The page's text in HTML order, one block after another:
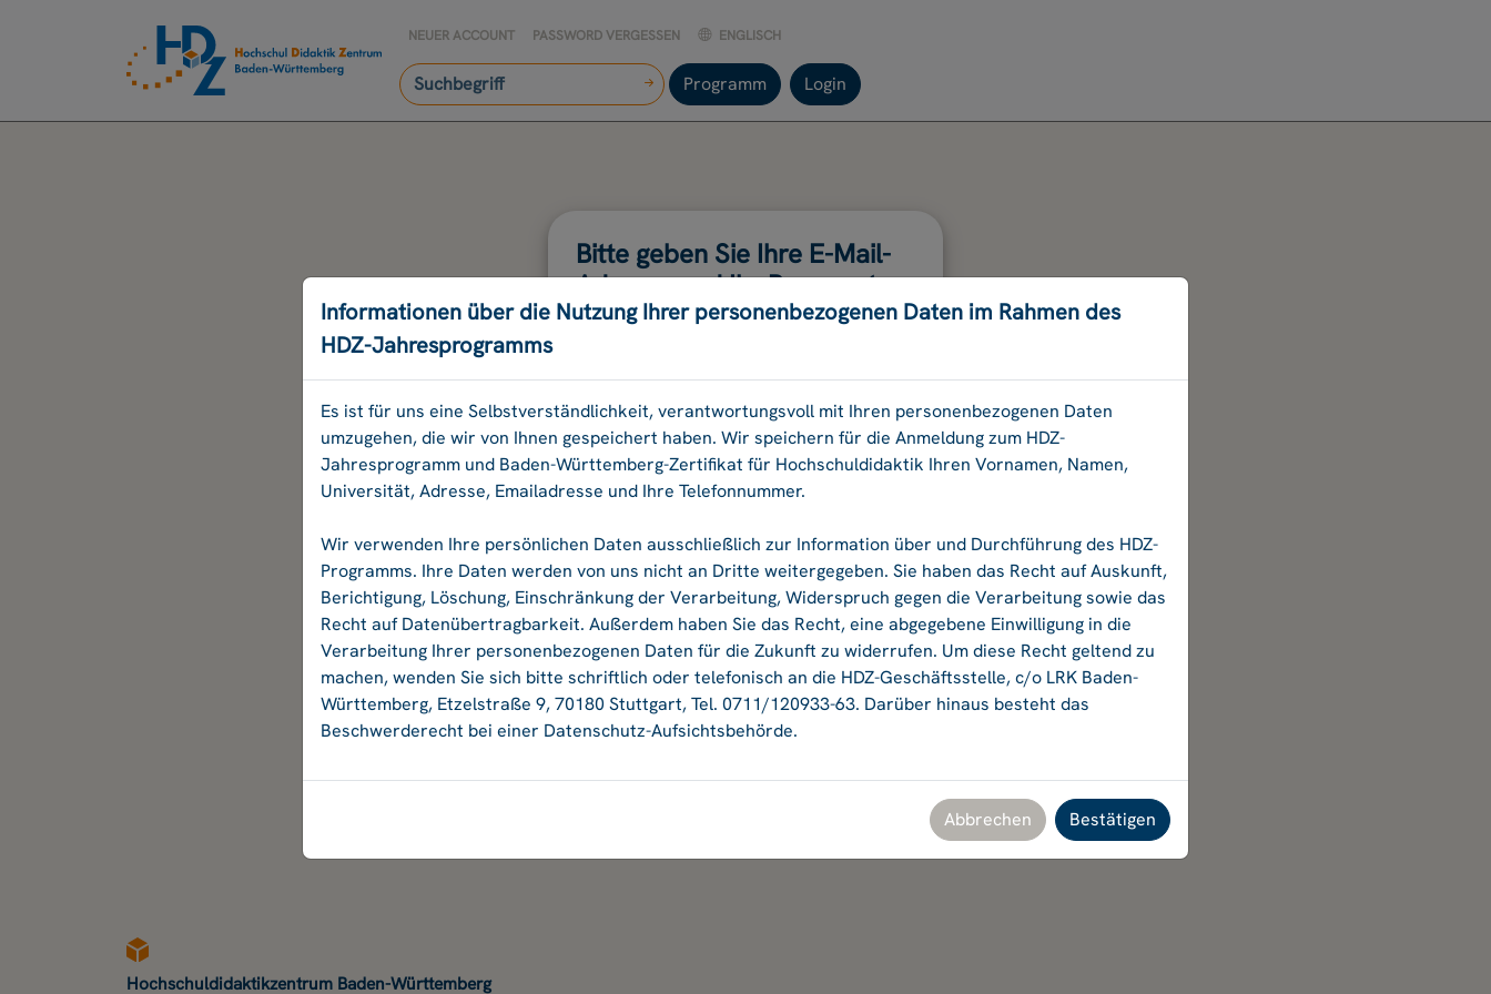
NEUER ACCOUNT PASSWORD VERGESSEN ENGLISCH
Programm Login
Bitte geben Sie Ihre E-Mail-
Adresse und Ihr Passwort
an.
Passwort:
Ok
Hochschuldidaktikzentrum Baden-Württemberg
Informationen über die Nutzung Ihrer personenbezogenen Daten im Rahmen des
HDZ-Jahresprogramms
Es ist für uns eine Selbstverständlichkeit, verantwortungsvoll mit Ihren personenbezogenen Daten
umzugehen, die wir von Ihnen gespeichert haben. Wir speichern für die Anmeldung zum HDZ-
Jahresprogramm und Baden-Württemberg-Zertifikat für Hochschuldidaktik Ihren Vornamen, Namen,
Universität, Adresse, Emailadresse und Ihre Telefonnummer.
Wir verwenden Ihre persönlichen Daten ausschließlich zur Information über und Durchführung des HDZ-
Programms. Ihre Daten werden von uns nicht an Dritte weitergegeben. Sie haben das Recht auf Auskunft,
Berichtigung, Löschung, Einschränkung der Verarbeitung, Widerspruch gegen die Verarbeitung sowie das
Recht auf Datenübertragbarkeit. Außerdem haben Sie das Recht, eine abgegebene Einwilligung in die
Verarbeitung Ihrer personenbezogenen Daten für die Zukunft zu widerrufen. Um diese Recht geltend zu
machen, wenden Sie sich bitte schriftlich oder telefonisch an die HDZ-Geschäftsstelle, c/o LRK Baden-
Württemberg, Etzelstraße 9, 70180 Stuttgart, Tel. 0711/120933-63. Darüber hinaus besteht das
Beschwerderecht bei einer Datenschutz-Aufsichtsbehörde.
Abbrechen Bestätigen